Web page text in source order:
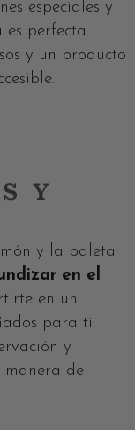
especiales y
perfecta
y un producto
Y
y la paleta
en el
en un
para ti.
y
manera de